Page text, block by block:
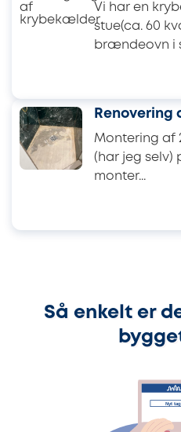
Vi har en
stue(ca. 60
brændeovn i
Renovering
Montering af
(har jeg selv)
monter...
Så enkelt er